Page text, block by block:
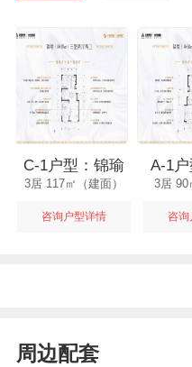
C-1户型：锦瑜
3居 117㎡（建面）
咨询户型详情
A-1
3居 90
咨
周边配套